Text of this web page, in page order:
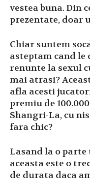
vestea buna. Din
prezentate, doar
Chiar suntem
asteptam cand le
renunte la sexul
mai atrasi?
afla acesti
premiu de
Shangri-La, cu
fara chic?
Lasand la o
aceasta este o
de durata daca